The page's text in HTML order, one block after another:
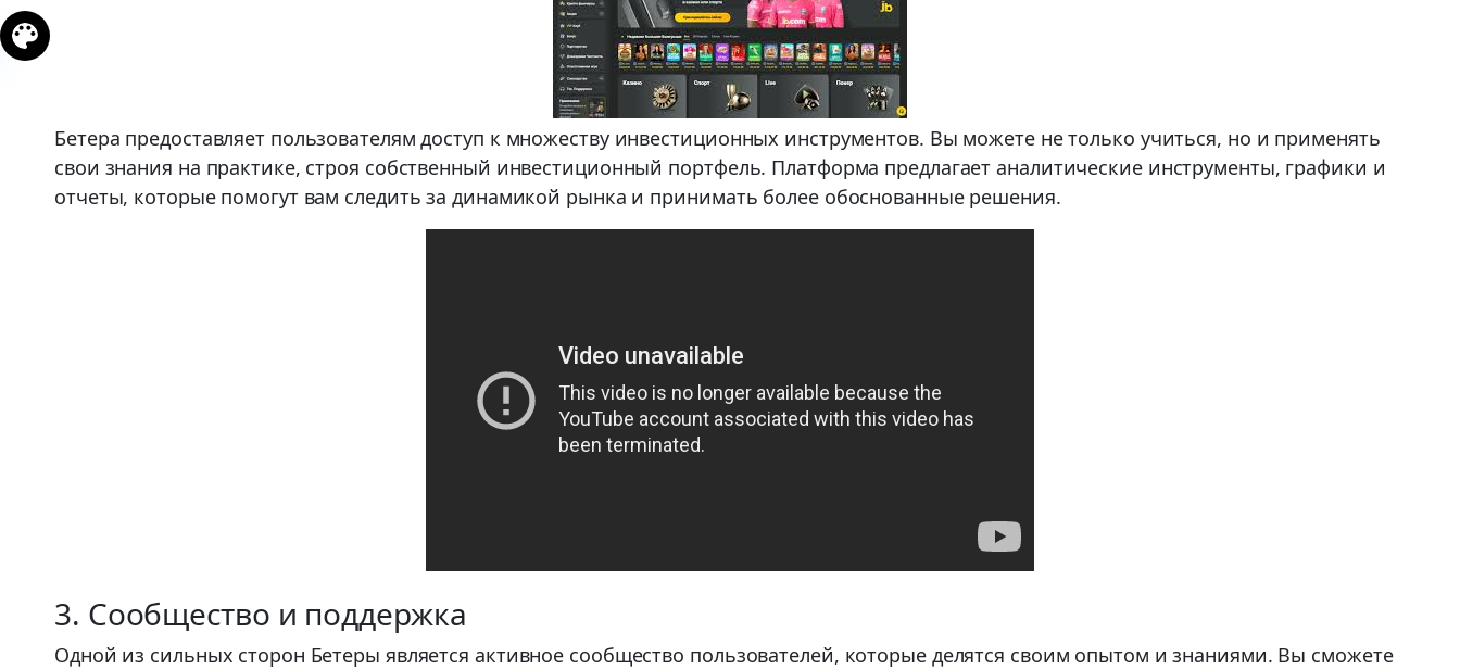
Бетера предоставляет пользователям доступ к множеству инвестиционных инструментов. Вы можете не только учиться, но и применять
свои знания на практике, строя собственный инвестиционный портфель. Платформа предлагает аналитические инструменты, графики и
отчеты, которые помогут вам следить за динамикой рынка и принимать более обоснованные решения.
3. Сообщество и поддержка
Одной из сильных сторон Бетеры является активное сообщество пользователей, которые делятся своим опытом и знаниями. Вы сможете